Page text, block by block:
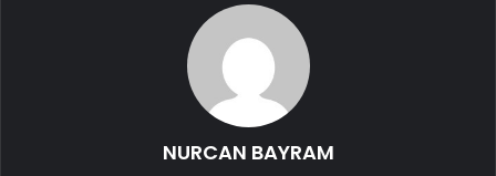
NURCAN BAYRAM